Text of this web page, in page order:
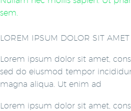
sem.
LOREM IPSUM DOLOR SIT AMET
Lorem ipsum dolor sit amet,
sed do eiusmod tempor
magna aliqua. Ut enim ad
Lorem ipsum dolor sit amet,